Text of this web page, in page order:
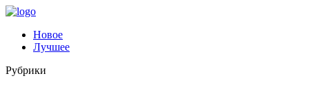
Новое
Лучшее
Рубрики